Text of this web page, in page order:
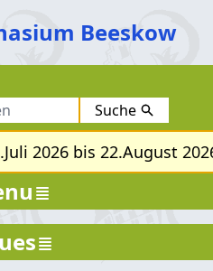
Beeskow
Suche
2026 bis 22.August